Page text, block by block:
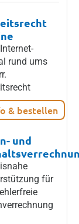
rund ums
& bestellen
und
für